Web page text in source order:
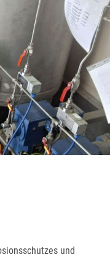
und